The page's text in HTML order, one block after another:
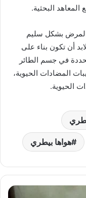
البحثية.
بشكل سليم
أن تكون بناء على
في جسم الطائر
المضادات الحيوية،
الحيوية.
هواها بيطري